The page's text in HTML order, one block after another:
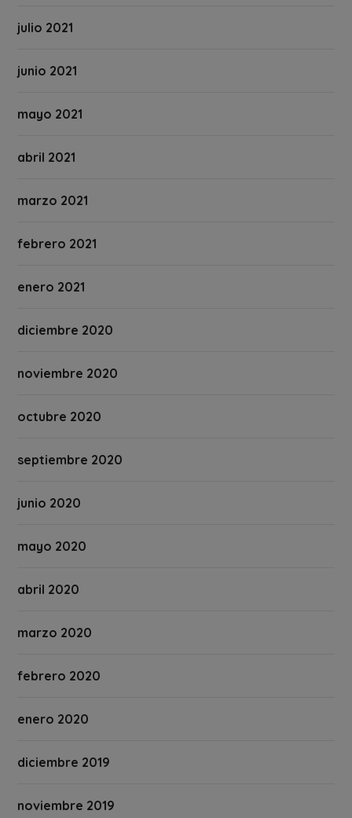
julio 2021
junio 2021
mayo 2021
abril 2021
marzo 2021
febrero 2021
enero 2021
diciembre 2020
noviembre 2020
octubre 2020
septiembre 2020
junio 2020
mayo 2020
abril 2020
marzo 2020
febrero 2020
enero 2020
diciembre 2019
noviembre 2019